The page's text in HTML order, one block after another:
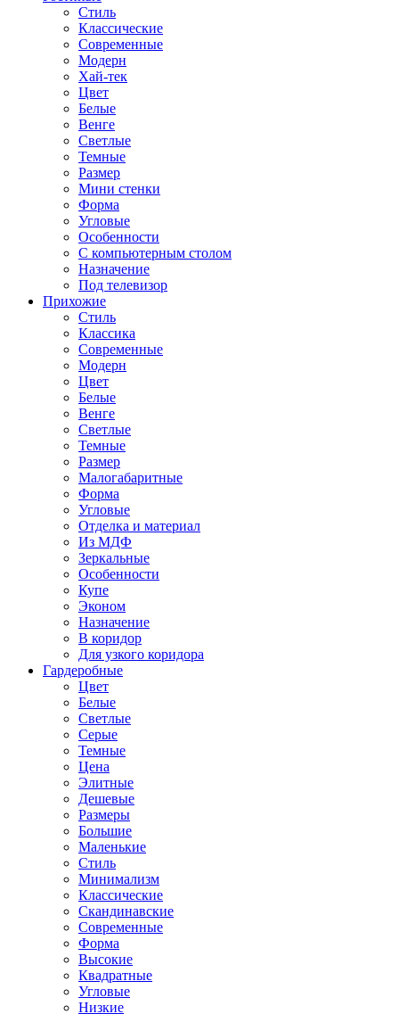
Стиль
Классические
Современные
Модерн
Хай-тек
Цвет
Белые
Венге
Светлые
Темные
Размер
Мини стенки
Форма
Угловые
Особенности
С компьютерным столом
Назначение
Под телевизор
Прихожие
Стиль
Классика
Современные
Модерн
Цвет
Белые
Венге
Светлые
Темные
Размер
Малогабаритные
Форма
Угловые
Отделка и материал
Из МДФ
Зеркальные
Особенности
Купе
Эконом
Назначение
В коридор
Для узкого коридора
Гардеробные
Цвет
Белые
Светлые
Серые
Темные
Цена
Элитные
Дешевые
Размеры
Большие
Маленькие
Стиль
Минимализм
Классические
Скандинавские
Современные
Форма
Высокие
Квадратные
Угловые
Низкие